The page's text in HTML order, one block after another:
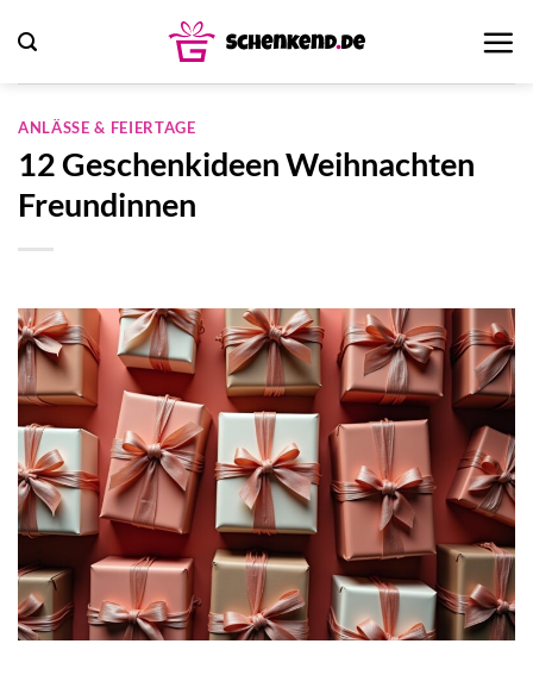
Inhalt
springen
ANLÄSSE & FEIERTAGE
12 Geschenkideen Weihnachten
Freundinnen